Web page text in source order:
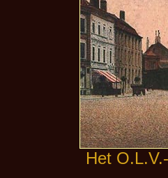
Het